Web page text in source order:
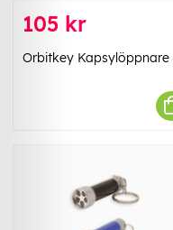
105 kr
Orbitkey Kapsylöppnare